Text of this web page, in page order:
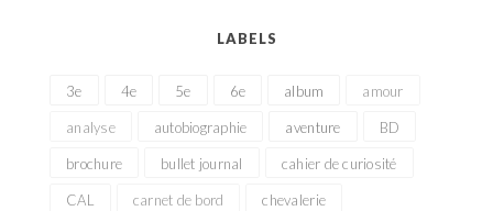
LABELS
3e 4e 5e 6e album amour
analyse autobiographie aventure BD
brochure bullet journal cahier de curiosité
CAL carnet de bord chevalerie